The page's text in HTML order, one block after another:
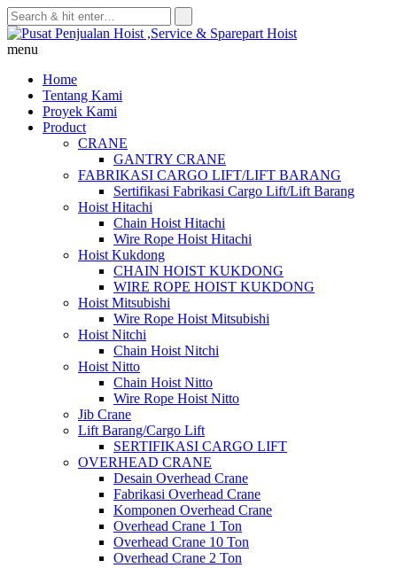
Skip
to
content
menu
Home
Tentang Kami
Proyek Kami
Product
CRANE
GANTRY CRANE
FABRIKASI CARGO LIFT/LIFT BARANG
Sertifikasi Fabrikasi Cargo Lift/Lift Barang
Hoist Hitachi
Chain Hoist Hitachi
Wire Rope Hoist Hitachi
Hoist Kukdong
CHAIN HOIST KUKDONG
WIRE ROPE HOIST KUKDONG
Hoist Mitsubishi
Wire Rope Hoist Mitsubishi
Hoist Nitchi
Chain Hoist Nitchi
Hoist Nitto
Chain Hoist Nitto
Wire Rope Hoist Nitto
Jib Crane
Lift Barang/Cargo Lift
SERTIFIKASI CARGO LIFT
OVERHEAD CRANE
Desain Overhead Crane
Fabrikasi Overhead Crane
Komponen Overhead Crane
Overhead Crane 1 Ton
Overhead Crane 10 Ton
Overhead Crane 2 Ton